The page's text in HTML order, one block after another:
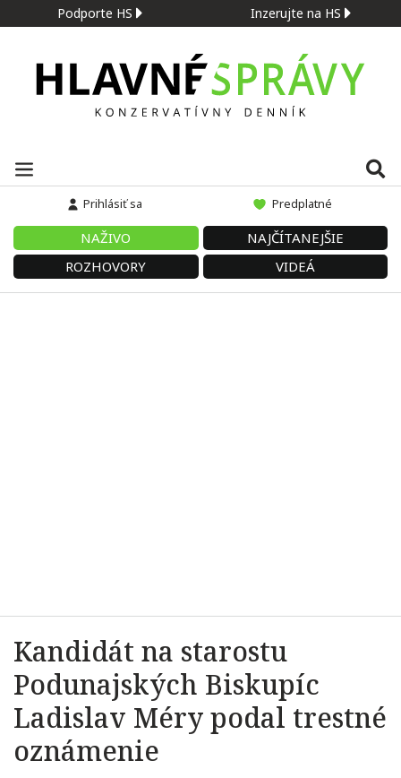
Podporte HS Inzerujte na HS
Prihlásiť sa Predplatné
NAŽIVO
NAJČÍTANEJŠIE
ROZHOVORY
VIDEÁ
Kandidát na starostu
Podunajských Biskupíc
Ladislav Méry podal trestné
oznámenie